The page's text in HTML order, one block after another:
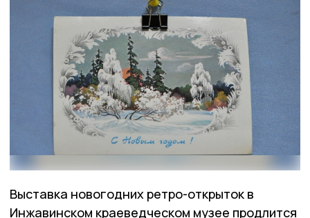
Выставка новогодних ретро-открыток в
Инжавинском краеведческом музее продлится